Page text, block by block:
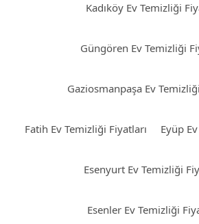
Kadıköy Ev Temizliği
Güngören Ev Temizliği
Gaziosmanpaşa Ev
Fatih Ev Temizliği Fiyatları Eyüp
Esenyurt Ev Temizliği
Esenler Ev Temizliği